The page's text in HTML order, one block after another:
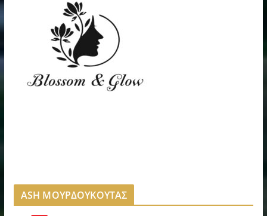
ASH ΜΟΥΡΔΟΥΚΟΥΤΑΣ